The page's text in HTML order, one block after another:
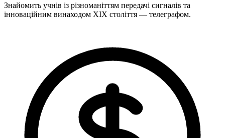
Знайомить учнів із різноманіттям передачі сигналів та
інноваційним винаходом XIX століття — телеграфом.